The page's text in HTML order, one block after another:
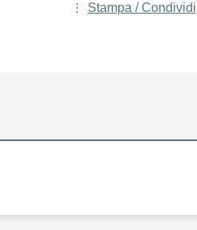
Stampa / Condividi